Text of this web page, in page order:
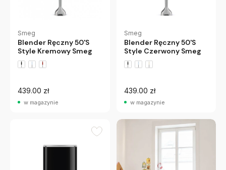
Smeg
Blender Ręczny 50'S
Style Kremowy Smeg
439.00 zł
w magazynie
Smeg
Blender Ręczny 50'S
Style Czerwony Smeg
439.00 zł
w magazynie